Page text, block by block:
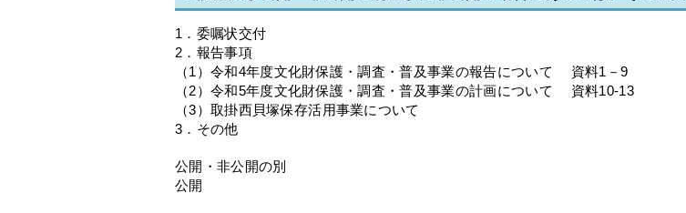
1．委嘱状交付
2．報告事項
（1）令和4年度文化財保護・調査・普及事業の報告について 資料1－9
（2）令和5年度文化財保護・調査・普及事業の計画について 資料10-13
（3）取掛西貝塚保存活用事業について
3．その他
公開・非公開の別
公開